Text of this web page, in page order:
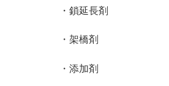
・鎖延長剤
・架橋剤
・添加剤